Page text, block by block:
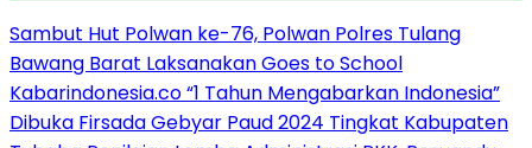
Sambut Hut Polwan ke-76, Polwan Polres Tulang
Bawang Barat Laksanakan Goes to School
Kabarindonesia.co “1 Tahun Mengabarkan Indonesia”
Dibuka Firsada Gebyar Paud 2024 Tingkat Kabupaten